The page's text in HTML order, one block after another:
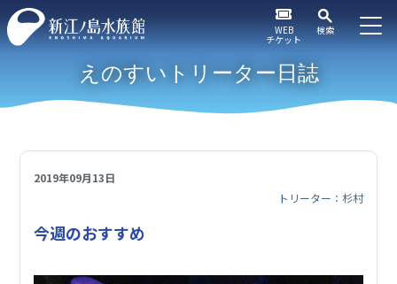
WEB
チケット
検索
えのすいトリーター日誌
2019年09月13日
トリーター：杉村
今週のおすすめ